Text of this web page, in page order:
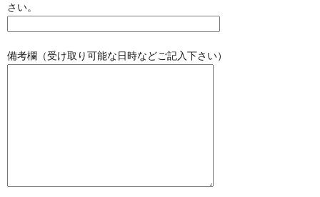
さい。
備考欄（受け取り可能な日時などご記入下さい）